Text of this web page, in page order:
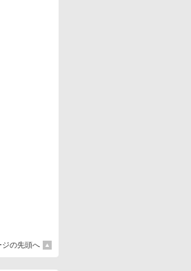
ジの先頭へ